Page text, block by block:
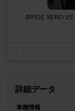
BRIDE XERO VS
詳細データ
車種情報